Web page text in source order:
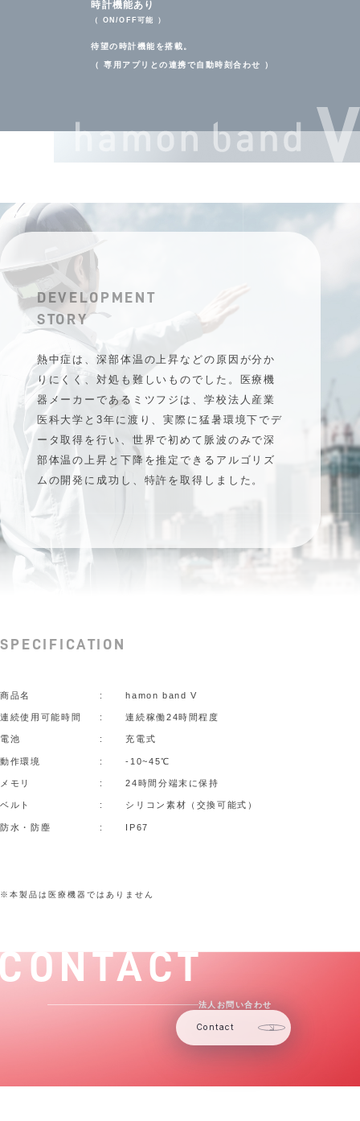
時計機能あり
（ ON/OFF可能 ）
待望の時計機能を搭載。
（ 専⽤アプリとの連携で⾃動時刻合わせ ）
DEVELOPMENT
STORY
熱中症は、深部体温の上昇などの原因が分か
りにくく、対処も難しいものでした。医療機
器メーカーであるミツフジは、学校法人産業
医科大学と3年に渡り、実際に猛暑環境下でデ
ータ取得を行い、世界で初めて脈波のみで深
部体温の上昇と下降を推定できるアルゴリズ
ムの開発に成功し、特許を取得しました。
SPECIFICATION
商品名 hamon band V
連続使用可能時間 連続稼働24時間程度
電池 充電式
動作環境 -10~45℃
メモリ 24時間分端末に保持
ベルト シリコン素材（交換可能式）
防水・防塵 IP67
※本製品は医療機器ではありません
法人お問い合わせ
Contact